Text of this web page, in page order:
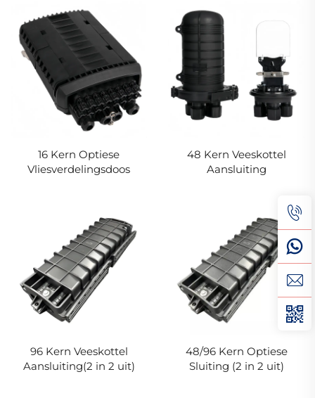
16 Kern Optiese
Vliesverdelingsdoos
48 Kern Veeskottel
Aansluiting
96 Kern Veeskottel
Aansluiting(2 in 2 uit)
48/96 Kern Optiese
Sluiting (2 in 2 uit)